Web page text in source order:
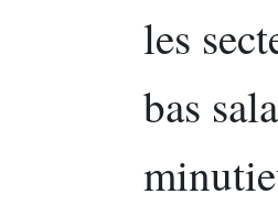
les
bas